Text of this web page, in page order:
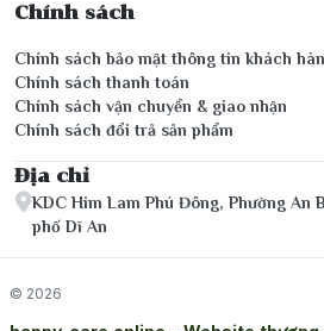
Chính sách
Chính sách bảo mật thông tin khách
Chính sách thanh toán
Chính sách vận chuyển & giao nhận
Chính sách đổi trả sản phẩm
Địa chỉ
KDC Him Lam Phú Đông, Phường An
phố Dĩ An
© 2026